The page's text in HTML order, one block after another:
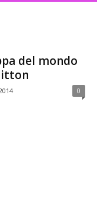
del mondo
0